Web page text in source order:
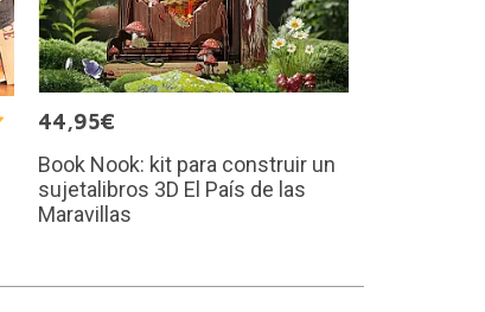
44,95€
Book Nook: kit para construir un
sujetalibros 3D El País de las
Maravillas